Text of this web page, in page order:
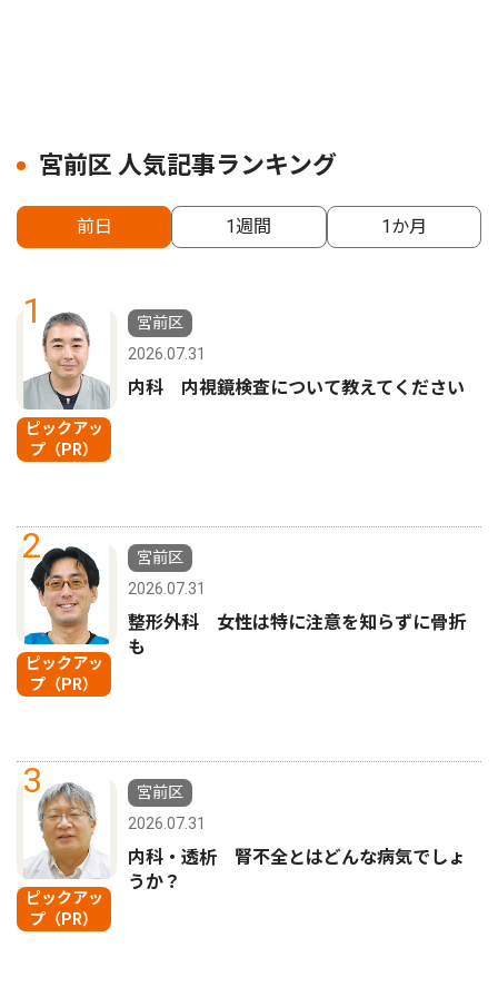
宮前区 人気記事ランキング
前日 1週間 1か月
1
ピックアッ
プ（PR）
宮前区
2026.07.31
内科 内視鏡検査について教えてください
2
ピックアッ
プ（PR）
宮前区
2026.07.31
整形外科 女性は特に注意を知らずに骨折
も
3
ピックアッ
プ（PR）
宮前区
2026.07.31
内科・透析 腎不全とはどんな病気でしょ
うか？